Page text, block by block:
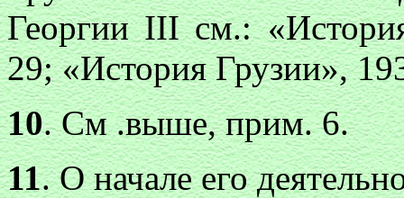
Георгии III см.:
29; «История Грузии»,
10. См .выше, прим. 6.
11. О начале его